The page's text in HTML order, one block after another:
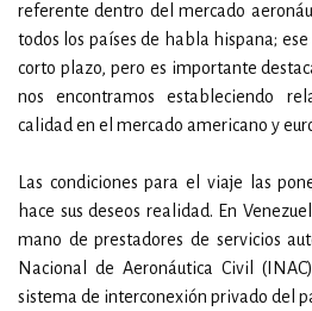
referente dentro del mercado
todos los países de habla hispana;
corto plazo, pero es importante
nos encontramos estableciendo
calidad en el mercado americano y
Las condiciones para el viaje las
hace sus deseos realidad. En
mano de prestadores de servicios
Nacional de Aeronáutica Civil
sistema de interconexión privado del